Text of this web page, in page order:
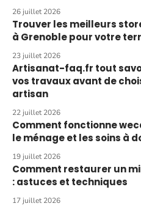
26 juillet 2026
Trouver les meilleurs
à Grenoble pour votre
23 juillet 2026
Artisanat-faq.fr tout
vos travaux avant de
artisan
22 juillet 2026
Comment fonctionne
le ménage et les soins à
19 juillet 2026
Comment restaurer un
: astuces et techniques
17 juillet 2026